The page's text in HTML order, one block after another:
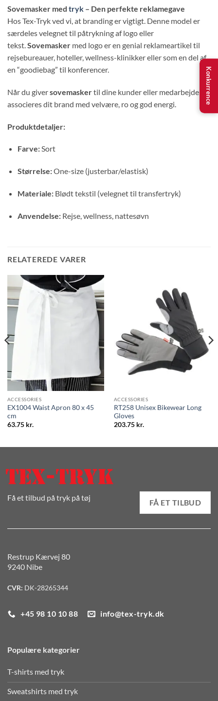
Sovemasker med tryk – Den perfekte reklamegave
Hos Tex-Tryk ved vi, at branding er vigtigt. Denne model er
særdeles velegnet til påtrykning af logo eller
tekst.Sovemasker med logo er en genial reklameartikel til
rejsebureauer, hoteller, wellness-klinikker eller som en del af
en “goodiebag” til konferencer.
Når du giversovemaskertil dine kunder eller medarbejdere,
associeres dit brand med velvære, ro og god energi.
Produktdetaljer:
Farve:Sort
Størrelse:One-size (justerbar/elastisk)
Materiale:Blødt tekstil (velegnet til transfertryk)
Anvendelse:Rejse, wellness, nattesøvn
RELATEREDE VARER
ACCESSORIES
EX1004 Waist Apron 80 x 45
cm
63.75 kr.
ACCESSORIES
RT258 Unisex Bikewear Long
Gloves
203.75 kr.
Få et tilbud på tryk på tøj
FÅ ET TILBUD
Restrup Kærvej 80
9240 Nibe
CVR: DK-28265344
+45 98 10 10 88 info@tex-tryk.dk
Populære kategorier
T-shirts med tryk
Sweatshirts med tryk
Konkurrence